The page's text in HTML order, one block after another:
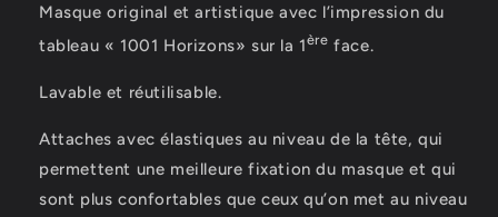
Masque original et artistique avec l’impression du
tableau « 1001 Horizons» sur la 1ère face.
Lavable et réutilisable.
Attaches avec élastiques au niveau de la tête, qui
permettent une meilleure fixation du masque et qui
sont plus confortables que ceux qu’on met au niveau